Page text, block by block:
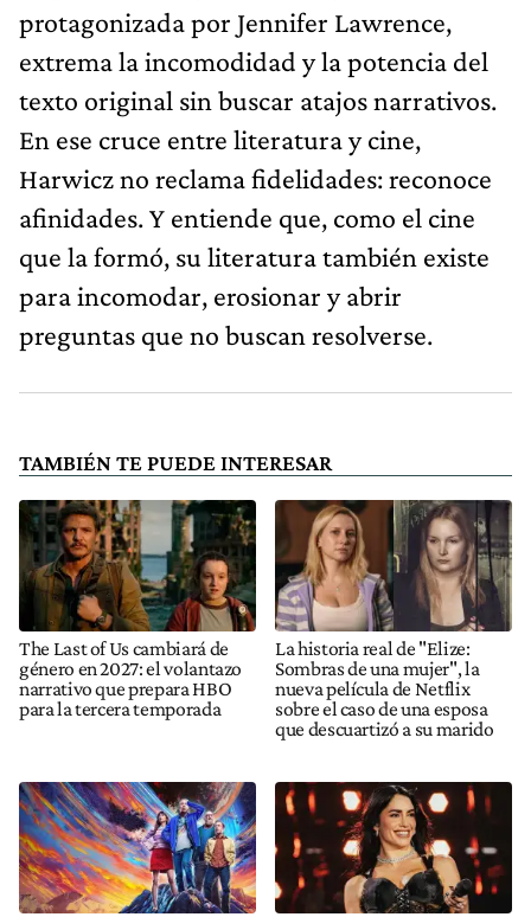
protagonizada por Jennifer Lawrence,
extrema la incomodidad y la potencia del
texto original sin buscar atajos narrativos.
En ese cruce entre literatura y cine,
Harwicz no reclama fidelidades: reconoce
afinidades. Y entiende que, como el cine
que la formó, su literatura también existe
para incomodar, erosionar y abrir
preguntas que no buscan resolverse.
TAMBIÉN TE PUEDE INTERESAR
The Last of Us cambiará de
género en 2027: el volantazo
narrativo que prepara HBO
para la tercera temporada
La historia real de "Elize:
Sombras de una mujer", la
nueva película de Netflix
sobre el caso de una esposa
que descuartizó a su marido